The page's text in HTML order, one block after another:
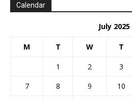
Calendar
July 2025
M T W T
1 2 3
7
8 9 10